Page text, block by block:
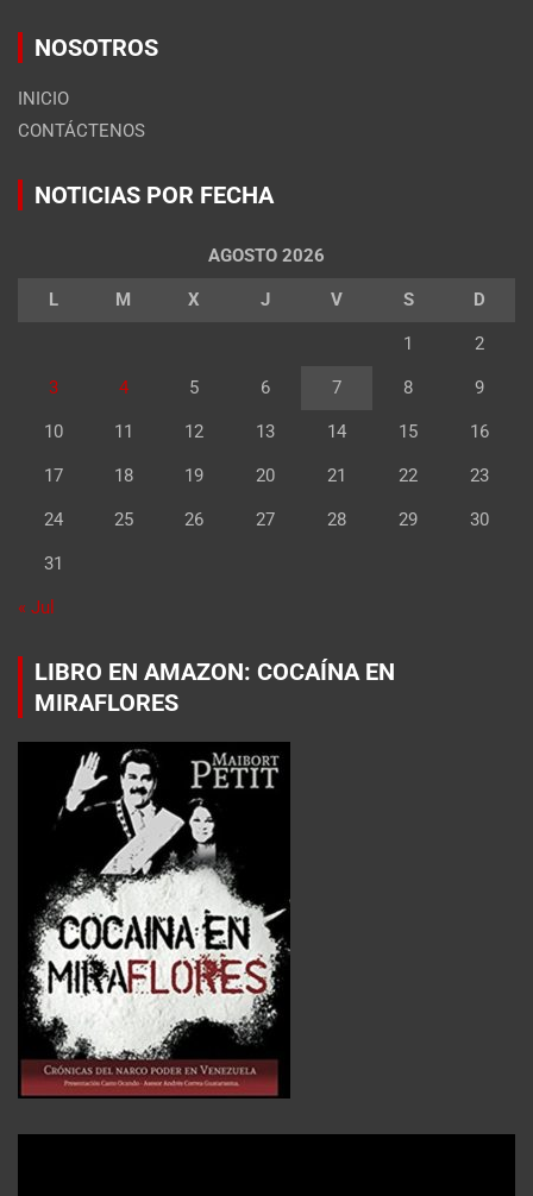
NOSOTROS
INICIO
CONTÁCTENOS
NOTICIAS POR FECHA
AGOSTO 2026
L M X J V S D
1 2
3 4 5 6 7 8 9
10 11 12 13 14 15 16
17 18 19 20 21 22 23
24 25 26 27 28 29 30
31
« Jul
LIBRO EN AMAZON: COCAÍNA EN
MIRAFLORES